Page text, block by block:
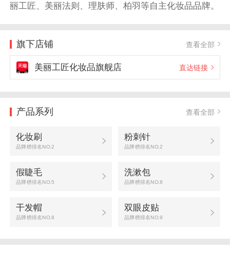
丽工匠、美丽法则、理肤师、柏羽等自主化妆品品牌。
旗下店铺 查看全部
美丽工匠化妆品旗舰店 直达链接
产品系列 查看全部
化妆刷
品牌榜排名NO.2
粉刺针
品牌榜排名NO.2
假睫毛
品牌榜排名NO.5
洗漱包
品牌榜排名NO.8
干发帽
品牌榜排名NO.8
双眼皮贴
品牌榜排名NO.9